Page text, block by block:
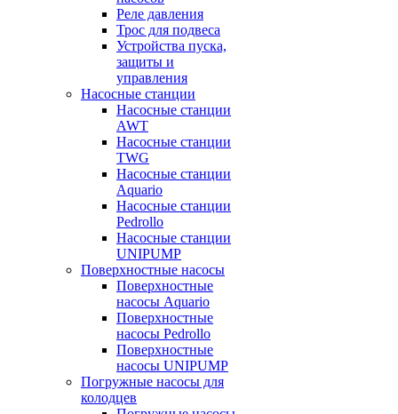
Реле давления
Трос для подвеса
Устройства пуска,
защиты и
управления
Насосные станции
Насосные станции
AWT
Насосные станции
TWG
Насосные станции
Aquario
Насосные станции
Pedrollo
Насосные станции
UNIPUMP
Поверхностные насосы
Поверхностные
насосы Aquario
Поверхностные
насосы Pedrollo
Поверхностные
насосы UNIPUMP
Погружные насосы для
колодцев